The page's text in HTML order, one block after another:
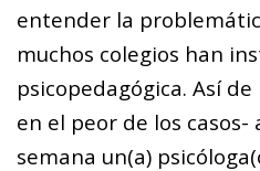
entender la
muchos colegios han
psicopedagógica. Así
en el peor de los casos-
semana un(a)